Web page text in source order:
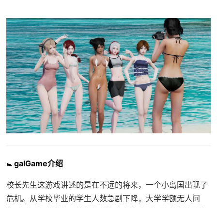
🚼 galGame介绍
校长先生这游戏讲述的是在不远的将来，一个小岛国出现了
危机。从学校毕业的学生人数急剧下降，大学学额无人问